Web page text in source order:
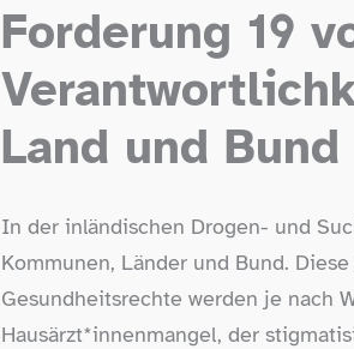
Forderung 19
Land und Bund
In der inländischen Drogen- und
Kommunen, Länder und Bund.
Gesundheitsrechte werden je nach
Hausärzt*innenmangel, der